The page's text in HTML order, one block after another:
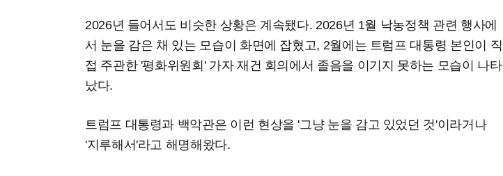
2026년 들어서도 비슷한 상황은 계속됐다. 2026년 1월 낙농정책 관련 행사에
서 눈을 감은 채 있는 모습이 화면에 잡혔고, 2월에는 트럼프 대통령 본인이 직
접 주관한 '평화위원회' 가자 재건 회의에서 졸음을 이기지 못하는 모습이 나타
났다.
트럼프 대통령과 백악관은 이런 현상을 '그냥 눈을 감고 있었던 것'이라거나
'지루해서'라고 해명해왔다.